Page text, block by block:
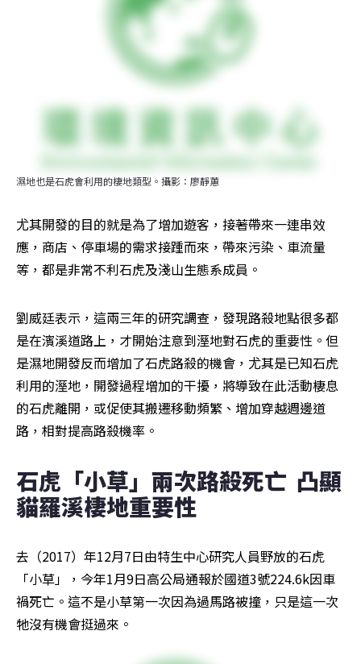
濕地也是石虎會利用的棲地類型。攝影：廖靜蕙
尤其開發的目的就是為了增加遊客，接著帶來一連串效
應，商店、停車場的需求接踵而來，帶來污染、車流量
等，都是非常不利石虎及淺山生態系成員。
劉威廷表示，這兩三年的研究調查，發現路殺地點很多都
是在濱溪道路上，才開始注意到溼地對石虎的重要性。但
是濕地開發反而增加了石虎路殺的機會，尤其是已知石虎
利用的溼地，開發過程增加的干擾，將導致在此活動棲息
的石虎離開，或促使其搬遷移動頻繁、增加穿越週邊道
路，相對提高路殺機率。
石虎「小草」兩次路殺死亡  凸顯
貓羅溪棲地重要性
去（2017）年12月7日由特生中心研究人員野放的石虎
「小草」，今年1月9日高公局通報於國道3號224.6k因車
禍死亡。這不是小草第一次因為過馬路被撞，只是這一次
牠沒有機會挺過來。